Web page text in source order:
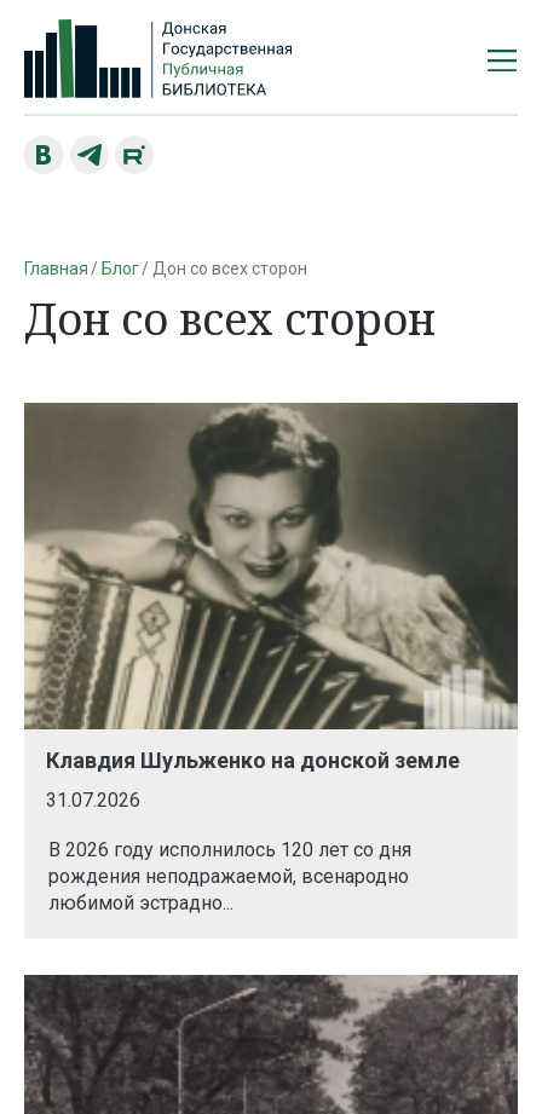
Главная Блог Дон со всех сторон
Дон со всех сторон
Клавдия Шульженко на донской земле
31.07.2026
В 2026 году исполнилось 120 лет со дня
рождения неподражаемой, всенародно
любимой эстрадно...